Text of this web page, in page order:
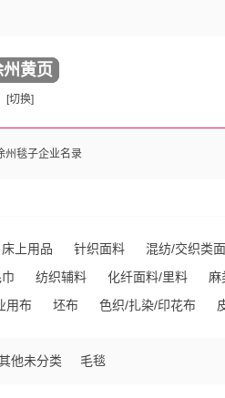
州黄页
[切换]
州毯子企业名录
床上用品 针织面料 混纺/交织类
纺织辅料 化纤面料/里料 麻
用布 坯布 色织/扎染/印花布
他未分类 毛毯